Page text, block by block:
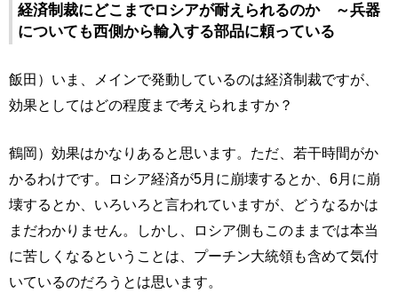
経済制裁にどこまでロシアが耐えられるのか ～兵器
についても西側から輸入する部品に頼っている
飯田）いま、メインで発動しているのは経済制裁ですが、
効果としてはどの程度まで考えられますか？
鶴岡）効果はかなりあると思います。ただ、若干時間がか
かるわけです。ロシア経済が5月に崩壊するとか、6月に崩
壊するとか、いろいろと言われていますが、どうなるかは
まだわかりません。しかし、ロシア側もこのままでは本当
に苦しくなるということは、プーチン大統領も含めて気付
いているのだろうとは思います。